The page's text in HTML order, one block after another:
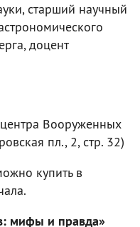
старший научный
доцент
Вооруженных
пл., 2, стр. 32)
купить в
мифы и правда»